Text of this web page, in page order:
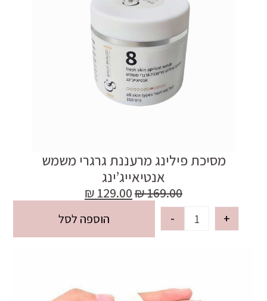
מסיכת פילינג מרעננת גרגרי משמש
אנטיאייג’ינג
169.00
₪
129.00
₪
- + הוספה לסל